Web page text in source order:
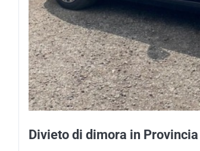
Divieto di dimora in